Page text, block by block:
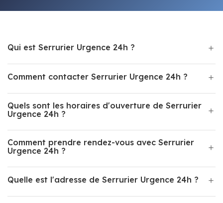
Qui est Serrurier Urgence 24h ?
Comment contacter Serrurier Urgence 24h ?
Quels sont les horaires d'ouverture de Serrurier
Urgence 24h ?
Comment prendre rendez-vous avec Serrurier
Urgence 24h ?
Quelle est l'adresse de Serrurier Urgence 24h ?